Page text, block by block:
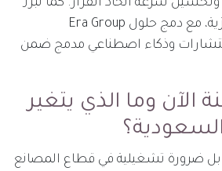
وتحسين سرعة اتخاذ القرار. كما نبرز
دور Odoo كمنصة مركزية، مع دمج حلول Era Group
وذكاء اصطناعي مدمج ضمن
الآن وما الذي يتغير
بل ضرورة تشغيلية في قطاع المصانع